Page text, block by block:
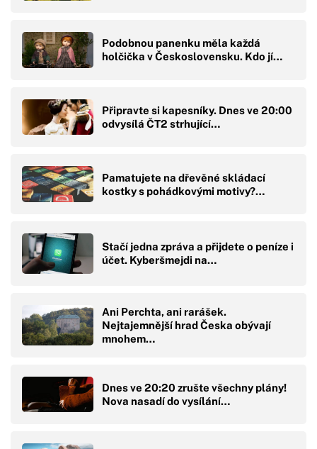
Podobnou panenku měla každá
holčička v Československu. Kdo jí…
Připravte si kapesníky. Dnes ve 20:00
odvysílá ČT2 strhující…
Pamatujete na dřevěné skládací
kostky s pohádkovými motivy?…
Stačí jedna zpráva a přijdete o peníze i
účet. Kyberšmejdi na…
Ani Perchta, ani rarášek.
Nejtajemnější hrad Česka obývají
mnohem…
Dnes ve 20:20 zrušte všechny plány!
Nova nasadí do vysílání…